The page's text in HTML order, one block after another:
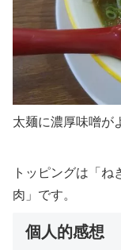
太麺に濃厚味噌が
トッピングは「ね
肉」です。
個人的感想